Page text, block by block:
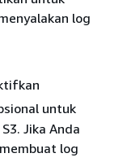
log
untuk
Jika Anda
log